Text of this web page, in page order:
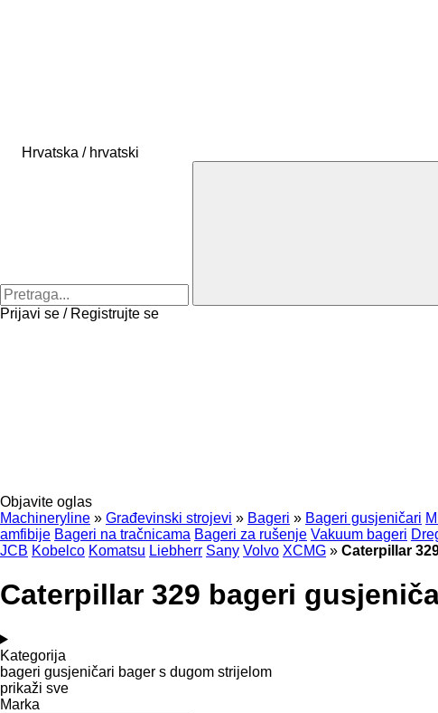
Hrvatska / hrvatski
Prijavi se / Registrujte se
Objavite oglas
Machineryline » Građevinski strojevi » Bageri » Bageri gusjeničari
amfibije Bageri na tračnicama Bageri za rušenje Vakuum bageri
JCB Kobelco Komatsu Liebherr Sany Volvo XCMG » Caterpillar
Caterpillar 329 bageri
Kategorija
bageri gusjeničari bager s dugom strijelom
prikaži sve
Marka